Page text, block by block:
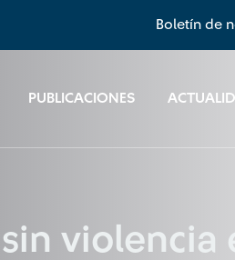
Boletín de
PUBLICACIONES
violencia